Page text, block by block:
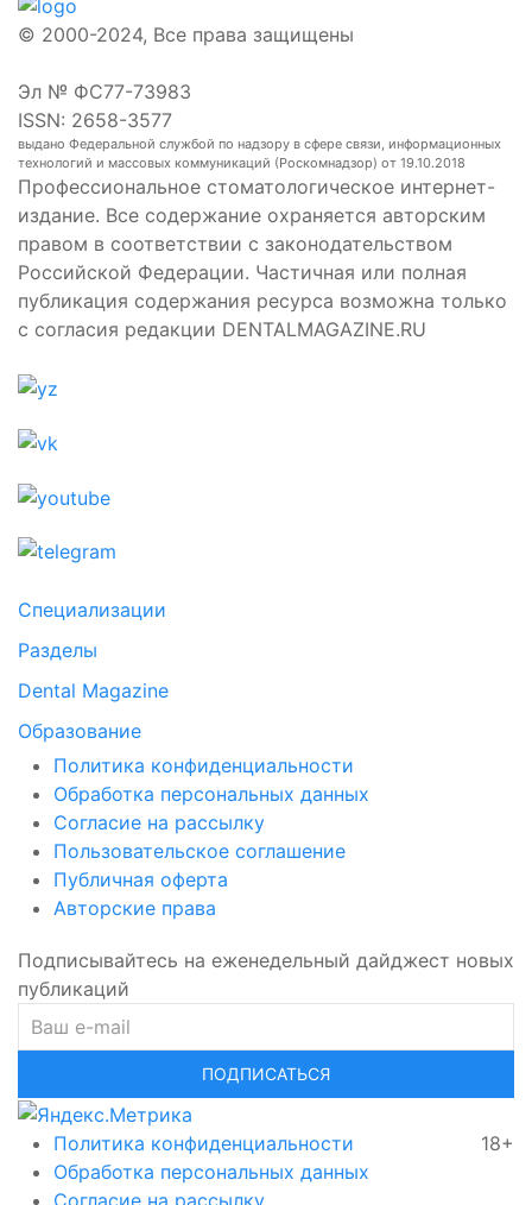
© 2000-2024, Все права защищены
Эл № ФС77-73983
ISSN: 2658-3577
выдано Федеральной службой по надзору в сфере связи, информационных
технологий и массовых коммуникаций (Роскомнадзор) от 19.10.2018
Профессиональное стоматологическое интернет-
издание. Все содержание охраняется авторским
правом в соответствии с законодательством
Российской Федерации. Частичная или полная
публикация содержания ресурса возможна только
с согласия редакции DENTALMAGAZINE.RU
Специализации
Разделы
Dental Magazine
Образование
Политика конфиденциальности
Обработка персональных данных
Согласие на рассылку
Пользовательское соглашение
Публичная оферта
Авторские права
Подписывайтесь на еженедельный дайджест новых
публикаций
ПОДПИСАТЬСЯ
Политика конфиденциальности
Обработка персональных данных
Согласие на рассылку
18+